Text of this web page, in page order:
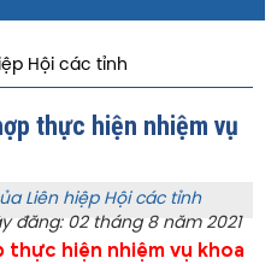
Hội các tỉnh
thực hiện nhiệm vụ
Liên hiệp Hội các tỉnh
đăng: 02 tháng 8 năm 2021
thực hiện nhiệm vụ khoa